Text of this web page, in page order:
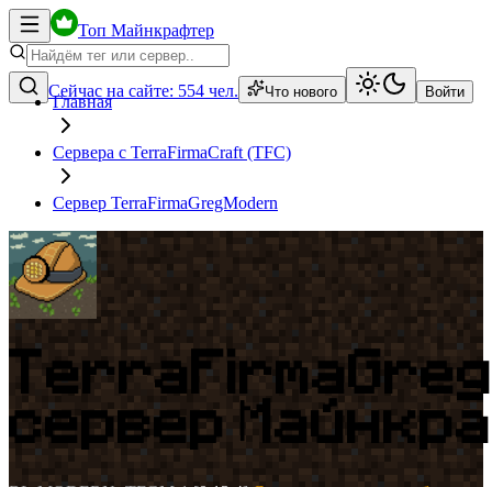
Топ Майнкрафтер
Сейчас на сайте: 554 чел. Что нового Войти
Главная
Сервера с TerraFirmaCraft (TFC)
Сервер TerraFirmaGregModern
сервер